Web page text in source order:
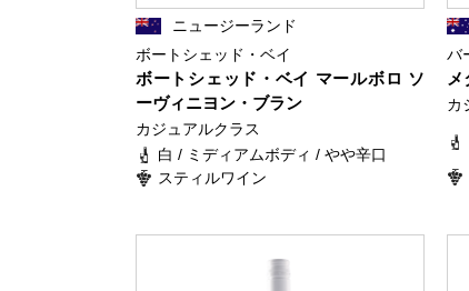
ニュージーランド
ボートシェッド・ベイ
ボートシェッド・ベイ マールボロ ソ
ーヴィニヨン・ブラン
カジュアルクラス
白 / ミディアムボディ / やや辛口
スティルワイン
バ
カ